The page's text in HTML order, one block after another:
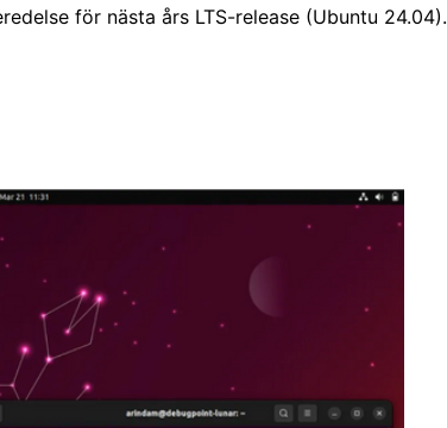
för nästa års LTS-release (Ubuntu 24.04).